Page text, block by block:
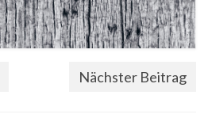
Nächster Beitrag